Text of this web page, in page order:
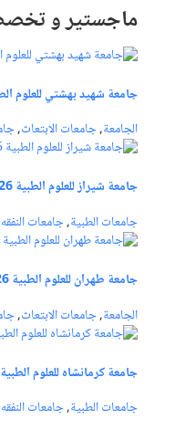
ماجستير و
جامعة شهيد بهشتي للعلوم الطبية
الجامعة,جامعات الابتعاث,
جامعة شيراز للعلوم الطبية 2026-2025
جامعات الطبية,جامعات
جامعة طهران للعلوم الطبية 2026
الجامعة,جامعات الابتعاث,
جامعة كرمانشاه للعلوم الطبية 2026-2025
جامعات الطبية,جامعات